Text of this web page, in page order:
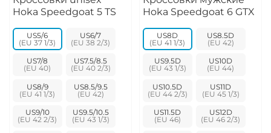
Hoka Speedgoat 5 TS
US5/6 US6/7
US7/8 US7.5/8.5
US8/9 US8.5/9.5
US9/10 US9.5/10.5
Hoka Speedgoat 6 GTX
US8D US8.5D
US9.5D US10D
US10.5D US11D
US11.5D US12D